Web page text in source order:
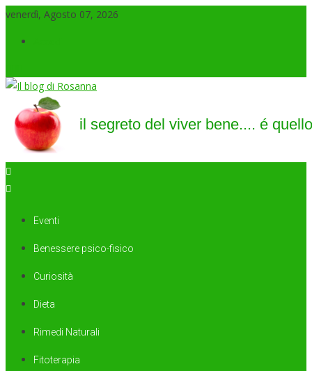
venerdì, Agosto 07, 2026
Il blog di Rosanna
il segreto del viver bene…. é quello di saper sorridere sempre
Eventi
Benessere psico-fisico
Curiosità
Dieta
Rimedi Naturali
Fitoterapia